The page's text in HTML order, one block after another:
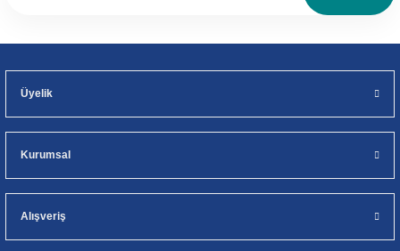
Üyelik
Kurumsal
Alışveriş